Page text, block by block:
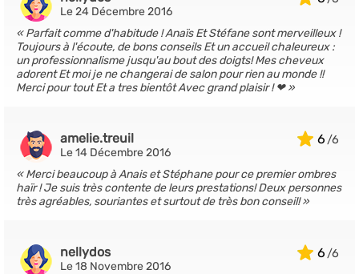
Le 24 Décembre 2016
Parfait comme d'habitude ! Anaïs Et Stéfane sont merveilleux !
Toujours à l'écoute, de bons conseils Et un accueil chaleureux :
un professionnalisme jusqu'au bout des doigts! Mes cheveux
adorent Et moi je ne changerai de salon pour rien au monde !!
Merci pour tout Et a tres bientôt Avec grand plaisir ! ❤
6
amelie.treuil
Le 14 Décembre 2016
Merci beaucoup à Anais et Stéphane pour ce premier ombres
haïr ! Je suis très contente de leurs prestations! Deux personnes
très agréables, souriantes et surtout de très bon conseil!
6
nellydos
Le 18 Novembre 2016